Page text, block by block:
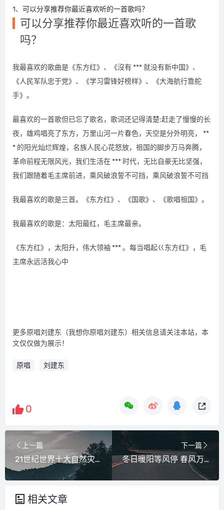
1、 可以分享推荐你最近喜欢听的一首歌吗？
可以分享推荐你最近喜欢听的一首歌
吗？
我最喜欢的歌曲是《东方红》、《沒有 *** 就没有新中国》、
《人民军队忠于党》、《学习雷锋好榜样》、《大海航行靠舵
手》。
最喜欢的一首歌但已忘了歌名，歌词还记得清楚:赶走了慢慢的长
夜，雄鸡唱亮了东方，万里山河一片春色，天空是分外明亮， **
* 的阳光灿烂辉煌，名族人民心花怒放，祖国的脚步万马奔腾，
革命前程无限风光，我们生活在 *** 时代，无比自豪无比坚强，
我们跟随着毛主席前进，乘风破浪誓不可挡，乘风破浪誓不可挡
我最喜欢的歌是三首。《东方红》、《国歌》、《歌唱祖国》。
我最喜欢的歌是：太阳最红，毛主席最亲。
《东方红》，太阳升，伟大领袖 *** 。每当唱起巜东方红》，毛
主席永远活我心中
更多原唱刘建东（我想你原唱刘建东）相关信息请关注本站，本
文仅仅做为展示！
原唱 刘建东
0
上一篇
21世纪世界十大自然灾害（20世纪十大自然灾害之一）
下一篇
冬日暖阳等风停 春风万里等雨季（冬日暖阳,阳光正好,微风不燥）
相关文章